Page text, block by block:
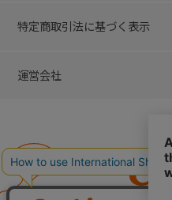
特定商取引法に基づく表示
運営会社